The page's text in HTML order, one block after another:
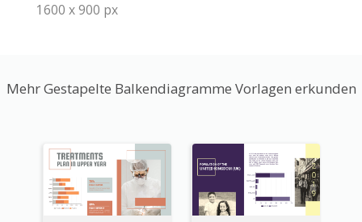
1600 x 900 px
Mehr Gestapelte Balkendiagramme Vorlagen erkunden